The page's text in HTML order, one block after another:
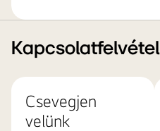
Kapcsolatfelvétel
Csevegjen
velünk